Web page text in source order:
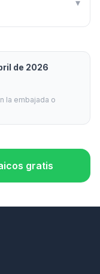
▾
de 2026
la embajada o
gratis